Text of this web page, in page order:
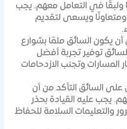
ولبقًا في التعامل معهم. يجب
ويسعى لتقديم
أن يكون السائق ملمًا بشوارع
توفير تجربة أفضل
المسارات وتجنب الازدحامات
على السائق التأكد من أن
يجب عليه القيادة بحذر
والتعليمات السلامة للحفاظ